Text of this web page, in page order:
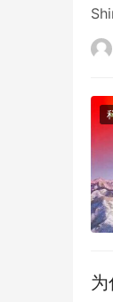
体
赴
为